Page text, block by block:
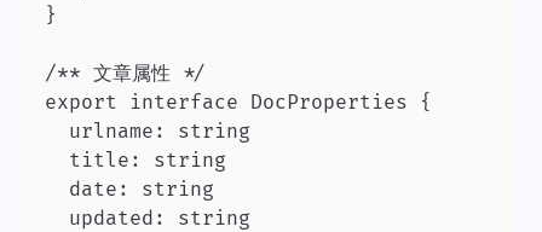
}
/** 文章属性 */
export interface DocProperties {
  urlname: string
  title: string
  date: string
  updated: string